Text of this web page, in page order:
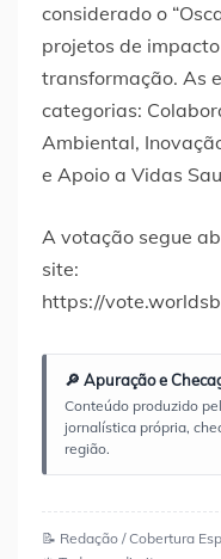
considerado o
projetos de
transformação. As
categorias:
Ambiental,
e Apoio a Vidas
A votação segue
site:
https://
🔎 Apuração e
Conteúdo produzido
jornalística própria,
região.
📝 Redação / Cobertura